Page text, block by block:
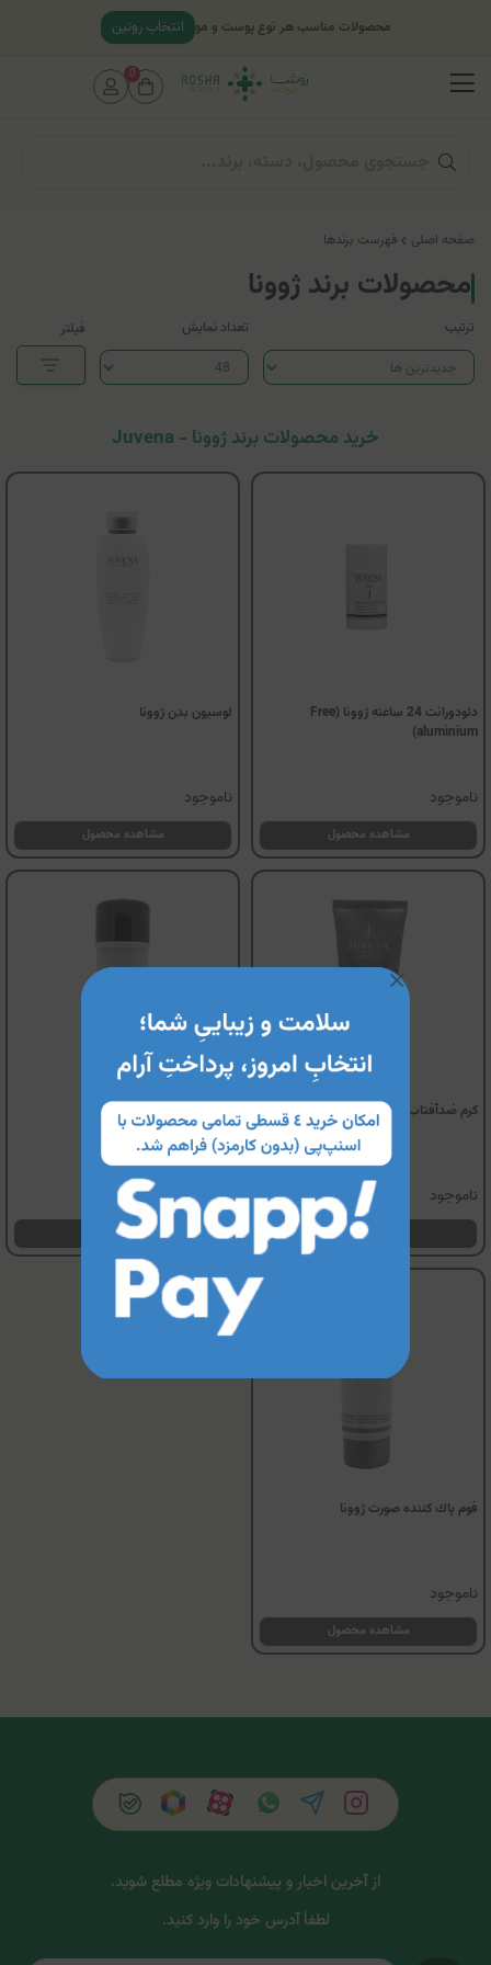
صفحه اصلی فهرست برندها
محصولات برند ژوونا
ترتیب تعداد نمایش فیلتر
خرید محصولات برند ژوونا - Juvena
دئودورانت 24 ساعته ژوونا (Free
aluminium)
ناموجود
مشاهده محصول
لوسیون بدن ژوونا
ناموجود
مشاهده محصول
کرم ضدآفتاب ژوونا(SPF 30)
ناموجود
مشاهده محصول
كرم دئودورانت ژوونا
ناموجود
مشاهده محصول
فوم پاك كننده صورت ژوونا
ناموجود
مشاهده محصول
از آخرین اخبار و پیشنهادات ویژه مطلع شوید.
لطفاً آدرس خود را وارد کنید.
محصولات مناسب هر نوع پوست و مو انتخاب روتین
0